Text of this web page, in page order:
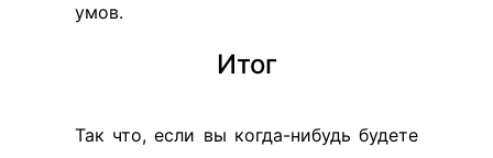
умов.
Итог
Так что, если вы когда-нибудь будете